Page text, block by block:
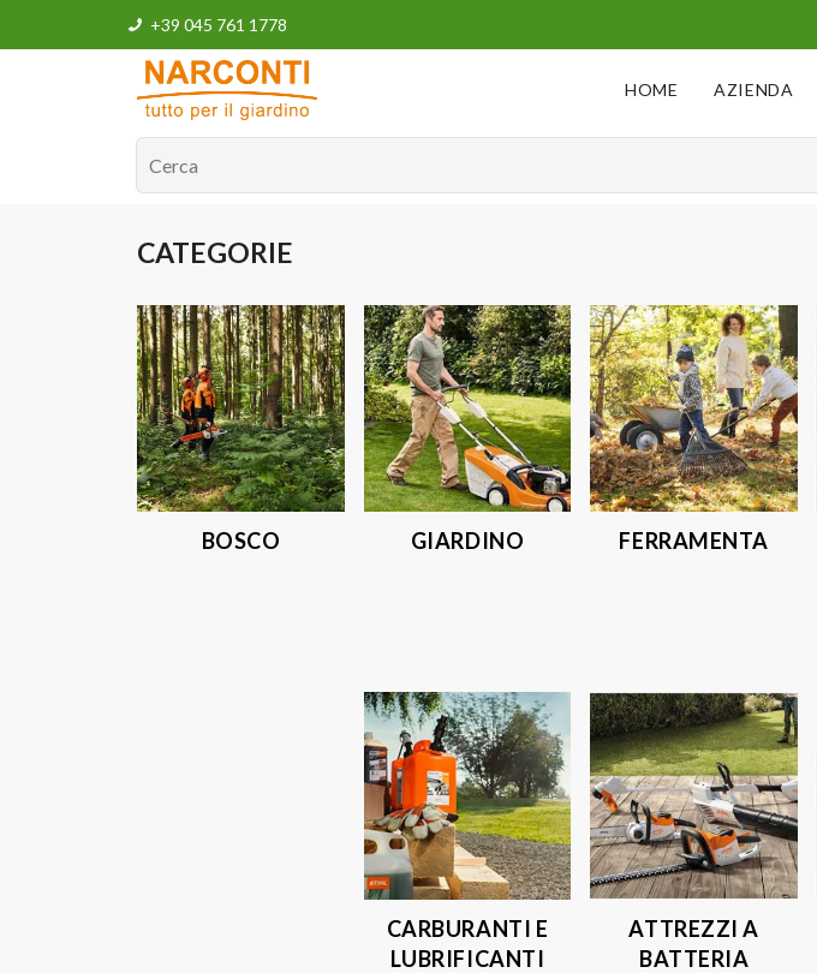
+39 045 761 1778
HOME AZIENDA
CATEGORIE
BOSCO GIARDINO FERRAMENTA
CARBURANTI E
LUBRIFICANTI
ATTREZZI A
BATTERIA